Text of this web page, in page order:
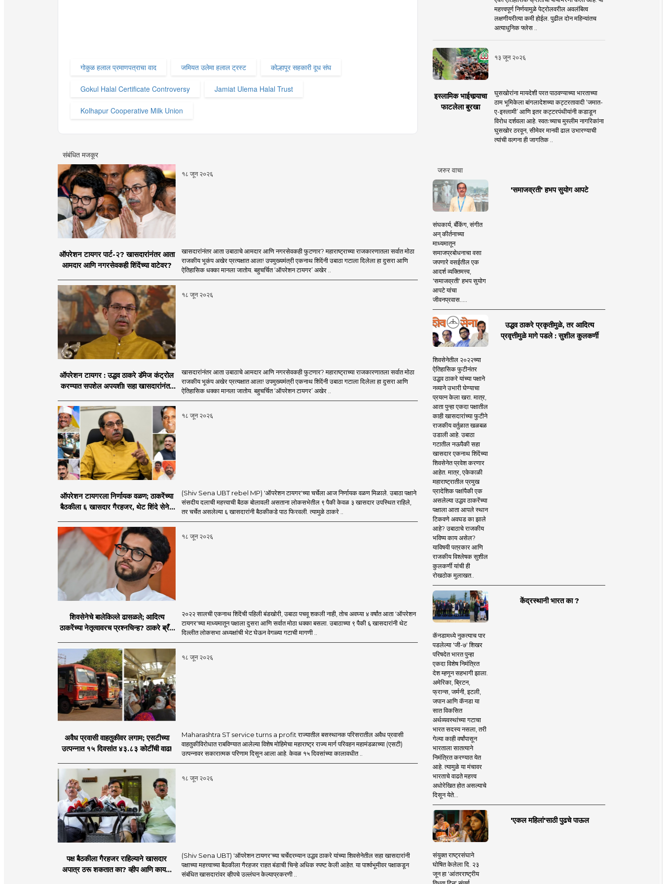
गोकुळ हलाल प्रमाणपत्राचा वाद जमियत उलेमा हलाल ट्रस्ट कोल्हापूर सहकारी दूध संघ
Gokul Halal Certificate Controversy Jamiat Ulema Halal Trust
Kolhapur Cooperative Milk Union
संबंधित मजकूर
१८ जून २०२६
ऑपरेशन टायगर पार्ट-२? खासदारांनंतर आता
आमदार आणि नगरसेवकही शिंदेंच्या वाटेवर?
खासदारांनंतर आता उबाठाचे आमदार आणि नगरसेवकही फुटणार? महाराष्ट्राच्या राजकारणातला सर्वात मोठा
राजकीय भूकंप अखेर प्रत्यक्षात आला! उपमुख्यमंत्री एकनाथ शिंदेंनी उबाठा गटाला दिलेला हा दुसरा आणि
ऐतिहासिक धक्का मानला जातोय. बहुचर्चित ‘ऑपरेशन टायगर’ अखेर ..
१८ जून २०२६
ऑपरेशन टायगर : उद्धव ठाकरे डॅमेज कंट्रोल
करण्यात सपशेल अपयशी! सहा खासदारांनंतर
चर्चा सुरू
खासदारांनंतर आता उबाठाचे आमदार आणि नगरसेवकही फुटणार? महाराष्ट्राच्या राजकारणातला सर्वात मोठा
राजकीय भूकंप अखेर प्रत्यक्षात आला! उपमुख्यमंत्री एकनाथ शिंदेंनी उबाठा गटाला दिलेला हा दुसरा आणि
ऐतिहासिक धक्का मानला जातोय. बहुचर्चित ‘ऑपरेशन टायगर’ अखेर ..
१८ जून २०२६
ऑपरेशन टायगरला निर्णायक वळण; ठाकरेंच्या
बैठकीला ६ खासदार गैरहजर, थेट शिंदे सेनेत
(Shiv Sena UBT rebel MP) 'ऑपरेशन टायगर'च्या चर्चेला आज निर्णायक वळण मिळाले. उबाठा पक्षाने
संसदीय दलाची महत्त्वाची बैठक बोलावली असताना लोकसभेतील ९ पैकी केवळ ३ खासदार उपस्थित राहिले,
तर चर्चेत असलेल्या ६ खासदारांनी बैठकीकडे पाठ फिरवली. त्यामुळे ठाकरे ..
१८ जून २०२६
शिवसेनेचे बालेकिल्ले ढासळले; आदित्य
ठाकरेंच्या नेतृत्वावरच प्रश्नचिन्ह? ठाकरे ब्रँड
२०२२ सालची एकनाथ शिंदेंची पहिली बंडखोरी, उबाठा पचवू शकली नाही, तोच अवघ्या ४ वर्षांत आता 'ऑपरेशन
टायगर'च्या माध्यमातून पक्षाला दुसरा आणि सर्वात मोठा धक्का बसला. उबाठाच्या ९ पैकी ६ खासदारांनी थेट
दिल्लीत लोकसभा अध्यक्षांची भेट घेऊन वेगळ्या गटाची मागणी ..
१८ जून २०२६
अवैध प्रवासी वाहतुकीवर लगाम; एसटीच्या
उत्पन्नात १५ दिवसांत ४३.८३ कोटींची वाढ!
Maharashtra ST service turns a profit राज्यातील बसस्थानक परिसरातील अवैध प्रवासी
वाहतुकीविरोधात राबविण्यात आलेल्या विशेष मोहिमेचा महाराष्ट्र राज्य मार्ग परिवहन महामंडळाच्या (एसटी)
उत्पन्नावर सकारात्मक परिणाम दिसून आला आहे. केवळ १५ दिवसांच्या कालावधीत ..
१८ जून २०२६
पक्ष बैठकीला गैरहजर राहिल्याने खासदार
अपात्र ठरू शकतात का? व्हीप आणि कायदा
(Shiv Sena UBT) 'ऑपरेशन टायगर'च्या चर्चेदरम्यान उद्धव ठाकरे यांच्या शिवसेनेतील सहा खासदारांनी
पक्षाच्या महत्त्वाच्या बैठकीला गैरहजर राहत बंडाची चिन्हे अधिक स्पष्ट केली आहेत. या पार्श्वभूमीवर पक्षाकडून
संबंधित खासदारांवर व्हीपचे उल्लंघन केल्याप्रकरणी ..
महत्त्वपूर्ण निर्णयामुळे पेट्रोलवरील अवलंबित्व
लक्षणीयरीत्या कमी होईल. पुढील दोन महिन्यांतच
अत्याधुनिक फ्लेस ..
१३ जून २०२६
इस्लामिक भाईचार्‍याचा
फाटलेला बुरखा
घुसखोरांना मायदेशी परत पाठवण्याच्या भारताच्या
ठाम भूमिकेला बांगलादेशच्या कट्टरतावादी ‘जमात-
ए-इस्लामी’ आणि इतर कट्टरपंथीयांनी कडाडून
विरोध दर्शवला आहे. स्वतःच्याच मुस्लीम नागरिकांना
घुसखोर ठरवून, सीमेवर मानवी ढाल उभारण्याची
त्यांची वल्गना ही जागतिक ..
जरुर वाचा
'समाजव्रती' हभप सुयोग आपटे
संघकार्य, बँकिंग, संगीत
अन् कीर्तनाच्या
माध्यमातून
समाजप्रबोधनाचा वसा
जपणारे वसईतील एक
आदर्श व्यक्तिमत्त्व,
'समाजव्रती' हभप सुयोग
आपटे यांचा
जीवनप्रवास.....
उद्धव ठाकरे प्रकृतीमुळे, तर आदित्य
प्रवृत्तीमुळे मागे पडले : सुशील कुलकर्णी
शिवसेनेतील २०२२च्या
ऐतिहासिक फुटीनंतर
उद्धव ठाकरे यांच्या पक्षाने
नव्याने उभारी घेण्याचा
प्रयत्न केला खरा. मात्र,
आता पुन्हा एकदा पक्षातील
काही खासदारांच्या फुटीने
राजकीय वर्तुळात खळबळ
उडाली आहे. उबाठा
गटातील नऊपैकी सहा
खासदार एकनाथ शिंदेंच्या
शिवसेनेत प्रवेश करणार
आहेत. मात्र, एकेकाळी
महाराष्ट्रातील प्रमुख
प्रादेशिक पक्षांपैकी एक
असलेल्या उद्धव ठाकरेंच्या
पक्षाला आता आपले स्थान
टिकवणे अवघड का झाले
आहे? उबाठाचे राजकीय
भविष्य काय असेल?
याविषयी पत्रकार आणि
राजकीय विश्लेषक सुशील
कुलकर्णी यांची ही
रोखठोक मुलाखत..
केंद्रस्थानी भारत का ?
कॅनडामध्ये नुकत्याच पार
पडलेल्या 'जी-७' शिखर
परिषदेत भारत पुन्हा
एकदा विशेष निमंत्रित
देश म्हणून सहभागी झाला.
अमेरिका, ब्रिटन,
फ्रान्स, जर्मनी, इटली,
जपान आणि कॅनडा या
सात विकसित
अर्थव्यवस्थांच्या गटाचा
भारत सदस्य नसला, तरी
गेल्या काही वर्षांपासून
भारताला सातत्याने
निमंत्रित करण्यात येत
आहे. त्यामुळे या मंचावर
भारताचे वाढते महत्त्व
अधोरेखित होत असल्याचे
दिसून येते...
'एकल महिलां'साठी पुढचे पाऊल
संयुक्त राष्ट्रसंघाने
घोषित केलेला दि. २३
जून हा 'आंतरराष्ट्रीय